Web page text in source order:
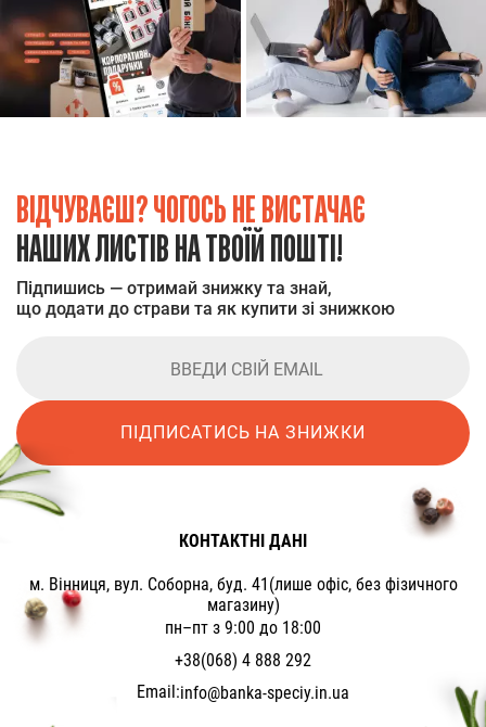
ВІДЧУВАЄШ? ЧОГОСЬ НЕ ВИСТАЧАЄ
НАШИХ ЛИСТІВ НА ТВОЇЙ ПОШТІ!
Підпишись — отримай знижку та знай,
що додати до страви та як купити зі знижкою
ПІДПИСАТИСЬ НА ЗНИЖКИ
КОНТАКТНІ ДАНІ
м. Вінниця, вул. Соборна, буд. 41(лише офіс, без фізичного
магазину)
пн–пт з 9:00 до 18:00
+38(068) 4 888 292
Email:info@banka-speciy.in.ua